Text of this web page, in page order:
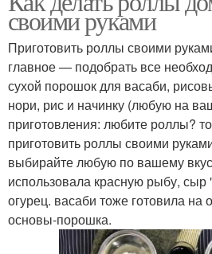
своими руками
Приготовить роллы своими
главное — подобрать все
сухой порошок для васаби,
нори, рис и начинку (любую на
приготовления: любите роллы?
приготовить роллы своими
выбирайте любую по вашему
использовала красную рыбу,
огурец. васаби тоже готовила на
основы-порошка.